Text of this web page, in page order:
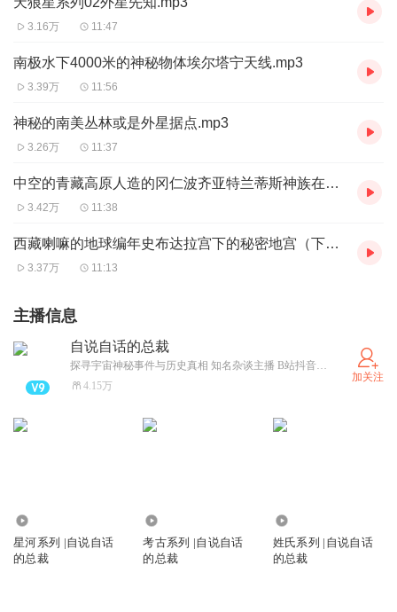
3.16万 11:47
南极水下4000米的神秘物体埃尔塔宁天线.mp3
3.39万 11:56
神秘的南美丛林或是外星据点.mp3
3.26万 11:37
中空的青藏高原人造的冈仁波齐亚特兰蒂斯神族在西藏.mp3
3.42万 11:38
西藏喇嘛的地球编年史布达拉宫下的秘密地宫（下）.mp3
3.37万 11:13
主播信息
自说自话的总裁
探寻宇宙神秘事件与历史真相 知名杂谈主播 B站抖音等平台全网更新
4.15万
加关注
星河系列 |自说自话
的总裁
考古系列 |自说自话
的总裁
姓氏系列 |自说自话
的总裁